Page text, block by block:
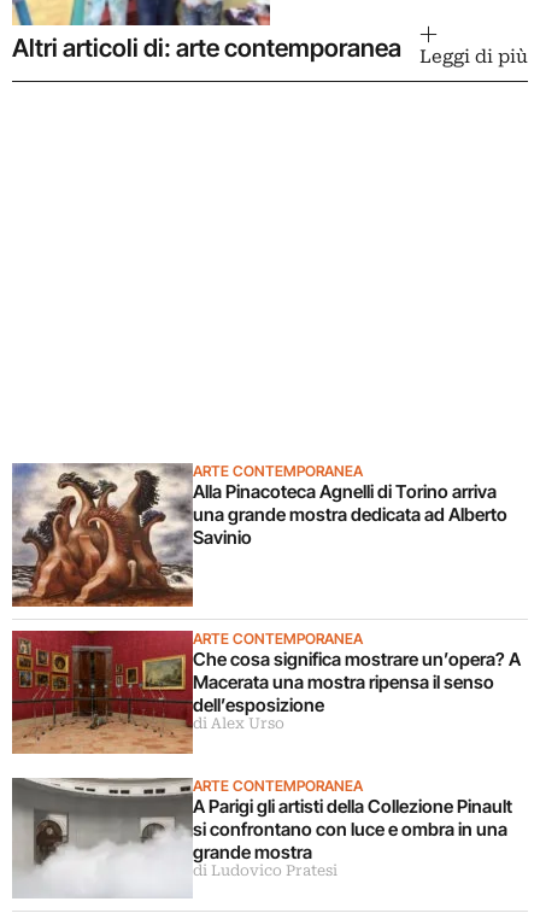
Altri articoli di: arte contemporanea Leggi di più
ARTE CONTEMPORANEA
Alla Pinacoteca Agnelli di Torino arriva
una grande mostra dedicata ad Alberto
Savinio
ARTE CONTEMPORANEA
Che cosa significa mostrare un’opera? A
Macerata una mostra ripensa il senso
dell’esposizione
di Alex Urso
ARTE CONTEMPORANEA
A Parigi gli artisti della Collezione Pinault
si confrontano con luce e ombra in una
grande mostra
di Ludovico Pratesi